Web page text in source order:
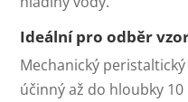
Ideální pro odběr
Mechanický
účinný až do hloubky